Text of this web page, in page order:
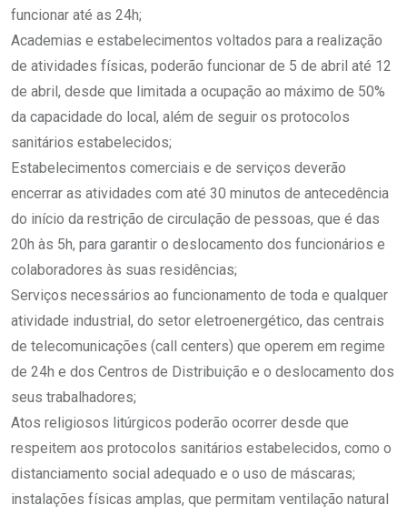
funcionar até as 24h;
Academias e estabelecimentos voltados para a realização
de atividades físicas, poderão funcionar de 5 de abril até 12
de abril, desde que limitada a ocupação ao máximo de 50%
da capacidade do local, além de seguir os protocolos
sanitários estabelecidos;
Estabelecimentos comerciais e de serviços deverão
encerrar as atividades com até 30 minutos de antecedência
do início da restrição de circulação de pessoas, que é das
20h às 5h, para garantir o deslocamento dos funcionários e
colaboradores às suas residências;
Serviços necessários ao funcionamento de toda e qualquer
atividade industrial, do setor eletroenergético, das centrais
de telecomunicações (call centers) que operem em regime
de 24h e dos Centros de Distribuição e o deslocamento dos
seus trabalhadores;
Atos religiosos litúrgicos poderão ocorrer desde que
respeitem aos protocolos sanitários estabelecidos, como o
distanciamento social adequado e o uso de máscaras;
instalações físicas amplas, que permitam ventilação natural